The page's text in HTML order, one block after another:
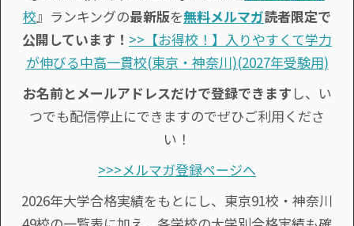
校』ランキングの最新版を無料メルマガ読者限定で
公開しています！ >>【お得校！】入りやすくて学力
が伸びる中高一貫校(東京・神奈川)(2027年受験用)
お名前とメールアドレスだけで登録できます し、い
つでも配信停止にできますのでぜひご利用くださ
い！
>>>メルマガ登録ページへ
2026年大学合格実績をもとにし、東京91校・神奈川